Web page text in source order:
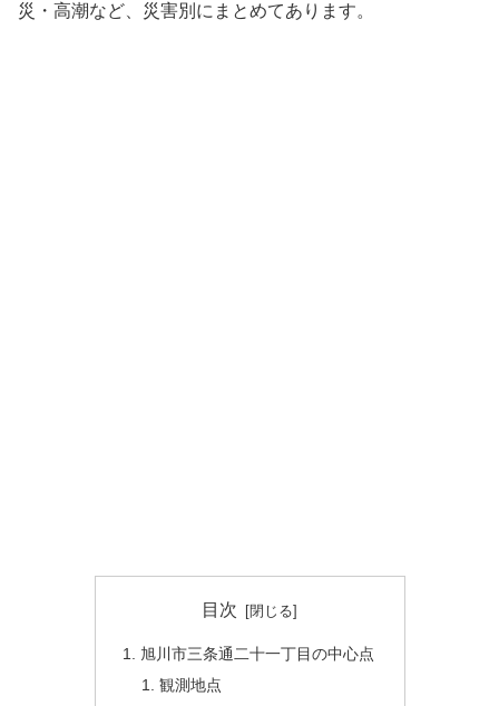
災・高潮など、災害別にまとめてあります。
目次
旭川市三条通二十一丁目の中心点
観測地点